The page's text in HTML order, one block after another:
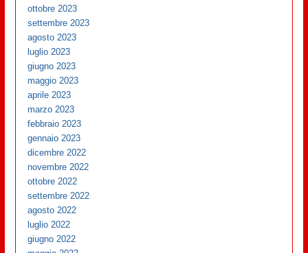
ottobre 2023
settembre 2023
agosto 2023
luglio 2023
giugno 2023
maggio 2023
aprile 2023
marzo 2023
febbraio 2023
gennaio 2023
dicembre 2022
novembre 2022
ottobre 2022
settembre 2022
agosto 2022
luglio 2022
giugno 2022